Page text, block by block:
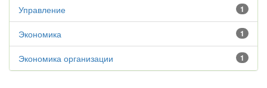
1
Управление
1
Экономика
1
Экономика организации